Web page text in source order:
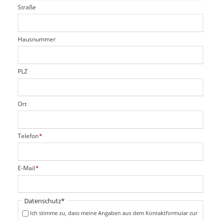
t
r
d
f
e
d
i
c
t
f
d
Straße
Hausnummer
PLZ
Ort
P
f
i
c
t
f
Telefon*
P
f
i
E-Mail*
Pflichtfeld
Datenschutz*
Ich stimme zu, dass meine Angaben aus dem Kontaktformular zur